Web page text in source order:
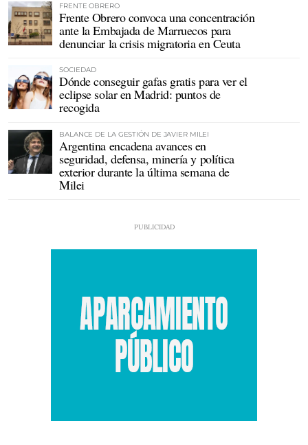
FRENTE OBRERO
Frente Obrero convoca una concentración
ante la Embajada de Marruecos para
denunciar la crisis migratoria en Ceuta
SOCIEDAD
Dónde conseguir gafas gratis para ver el
eclipse solar en Madrid: puntos de
recogida
BALANCE DE LA GESTIÓN DE JAVIER MILEI
Argentina encadena avances en
seguridad, defensa, minería y política
exterior durante la última semana de
Milei